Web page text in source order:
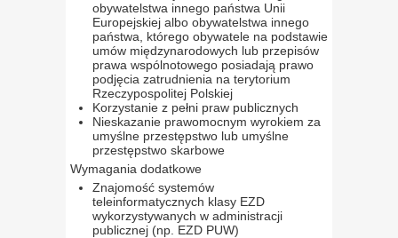
obywatelstwa innego państwa Unii
Europejskiej albo obywatelstwa innego
państwa, którego obywatele na podstawie
umów międzynarodowych lub przepisów
prawa wspólnotowego posiadają prawo
podjęcia zatrudnienia na terytorium
Rzeczypospolitej Polskiej
Korzystanie z pełni praw publicznych
Nieskazanie prawomocnym wyrokiem za
umyślne przestępstwo lub umyślne
przestępstwo skarbowe
Wymagania dodatkowe
Znajomość systemów
teleinformatycznych klasy EZD
wykorzystywanych w administracji
publicznej (np. EZD PUW)